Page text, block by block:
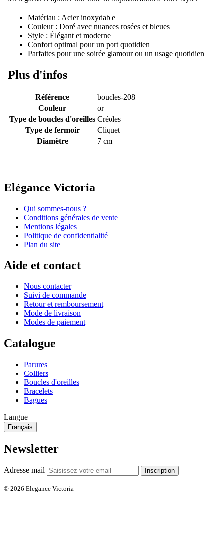
Matériau : Acier inoxydable
Couleur : Doré avec nuances rosées et bleues
Style : Élégant et moderne
Confort optimal pour un port quotidien
Parfaites pour une soirée glamour ou un usage quotidien
Plus d'infos
Référence
boucles-208
Couleur
or
Type de boucles d'oreilles Créoles
Type de fermoir
Cliquet
Diamètre
7 cm
Elégance Victoria
Qui sommes-nous ?
Conditions générales de vente
Mentions légales
Politique de confidentialité
Plan du site
Aide et contact
Nous contacter
Suivi de commande
Retour et remboursement
Mode de livraison
Modes de paiement
Catalogue
Parures
Colliers
Boucles d'oreilles
Bracelets
Bagues
Langue
Français
Newsletter
Adresse mail Inscription
© 2026 Elegance Victoria